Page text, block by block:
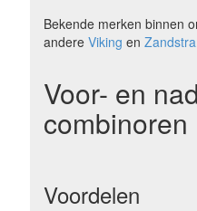
Bekende merken binnen
andere Viking en Zandstra
Voor- en
combinoren
Voordelen